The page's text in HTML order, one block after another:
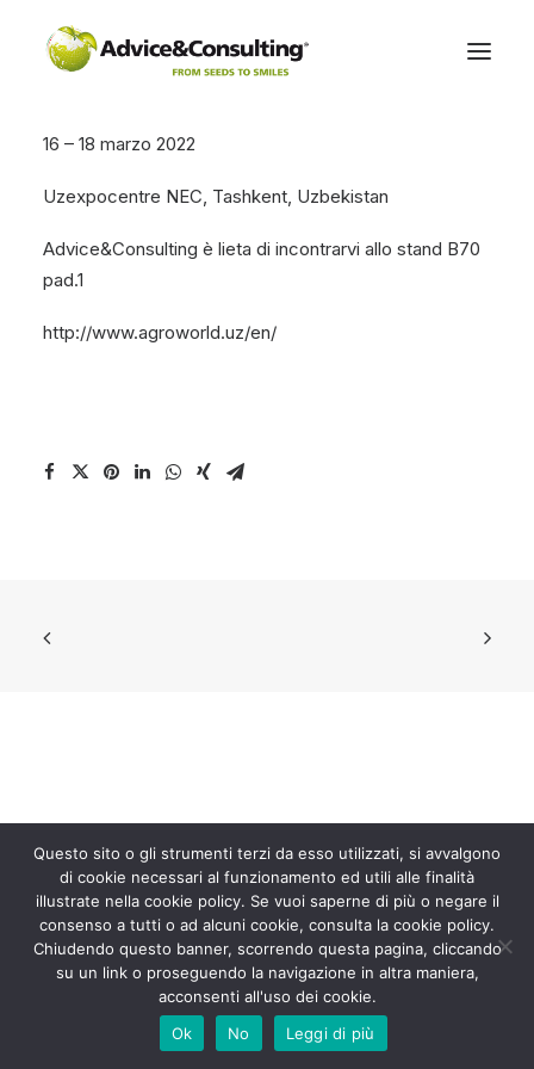
PRODOTTI & SERVIZI
AGRINSIGHT®
NEWSLETTER
REQUEST INFO
16 – 18 marzo 2022
Uzexpocentre NEC, Tashkent, Uzbekistan
Advice&Consulting è lieta di incontrarvi allo stand B70
pad.1
http://www.agroworld.uz/en/
Advice & Consulting – P.IVA: 03536431202 –Policy & Privacy–Cookie
Policy| info AT advice-consulting.it
Questo sito o gli strumenti terzi da esso utilizzati, si avvalgono
di cookie necessari al funzionamento ed utili alle finalità
illustrate nella cookie policy. Se vuoi saperne di più o negare il
consenso a tutti o ad alcuni cookie, consulta la cookie policy.
Chiudendo questo banner, scorrendo questa pagina, cliccando
su un link o proseguendo la navigazione in altra maniera,
acconsenti all'uso dei cookie.
Ok
No Leggi di più